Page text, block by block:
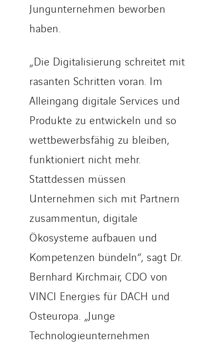
Jungunternehmen beworben
haben.
„Die Digitalisierung schreitet mit
rasanten Schritten voran. Im
Alleingang digitale Services und
Produkte zu entwickeln und so
wettbewerbsfähig zu bleiben,
funktioniert nicht mehr.
Stattdessen müssen
Unternehmen sich mit Partnern
zusammentun, digitale
Ökosysteme aufbauen und
Kompetenzen bündeln“, sagt Dr.
Bernhard Kirchmair, CDO von
VINCI Energies für DACH und
Osteuropa. „Junge
Technologieunternehmen